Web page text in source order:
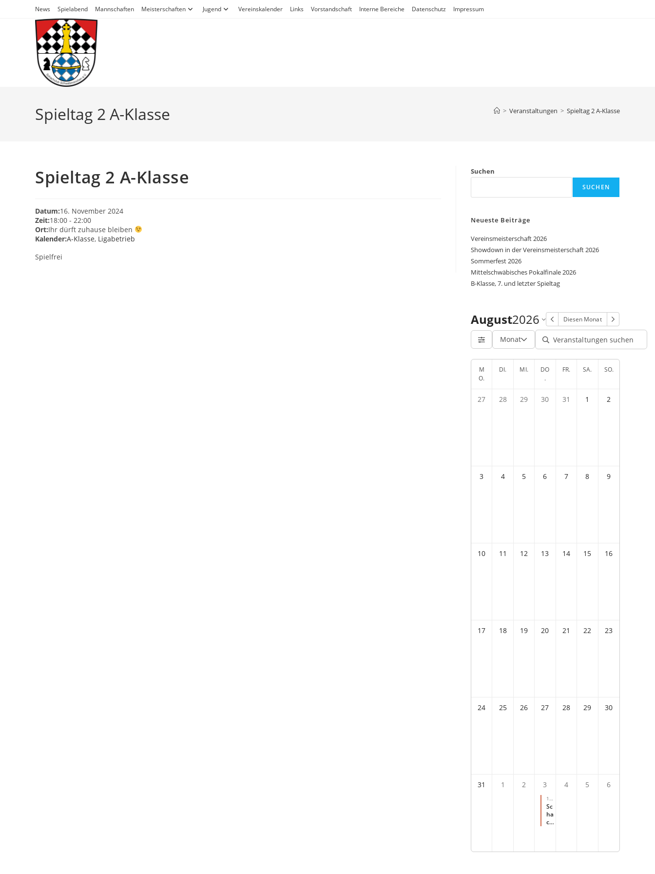
News Spielabend Mannschaften Meisterschaften Jugend Vereinskalender Links Vorstandschaft Interne Bereiche Datenschutz Impressum
Spieltag 2 A-Klasse > Veranstaltungen > Spieltag 2 A-Klasse
Spieltag 2 A-Klasse
Datum:16. November 2024
Zeit:18:00 - 22:00
Ort:Ihr dürft zuhause bleiben
Kalender:A-Klasse, Ligabetrieb
Spielfrei
Suchen
SUCHEN
Neueste Beiträge
Vereinsmeisterschaft 2026
Showdown in der Vereinsmeisterschaft 2026
Sommerfest 2026
Mittelschwäbisches Pokalfinale 2026
B-Klasse, 7. und letzter Spieltag
August2026 Diesen Monat
Monat
M
O.
DI. MI.
DO
.
FR. SA. SO.
27 28 29 30 31 1 2
3 4 5 6 7 8 9
10 11 12 13 14 15 16
17 18 19 20 21 22 23
24 25 26 27 28 29 30
31 1 2 3
10:
00-
14:
Sc
ha
ch
ien
4 5 6